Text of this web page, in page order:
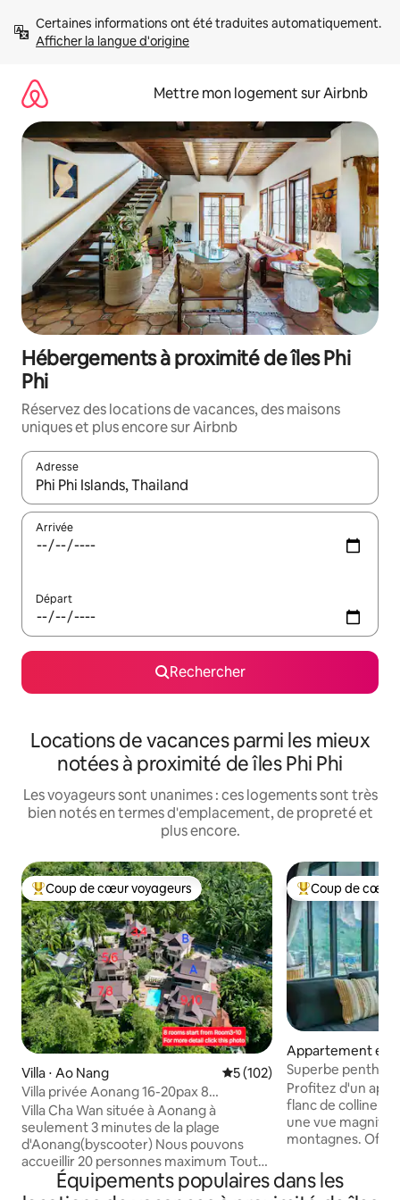
directement
Afficher la langue d'origine
Mettre mon logement sur Airbnb
Hébergements à proximité de îles Phi
Phi
Réservez des locations de vacances, des maisons
uniques et plus encore sur Airbnb
Adresse
Lorsque les résultats s'affichent, utilisez les flèches vers le
Arrivée
Départ
Rechercher
Locations de vacances parmi les mieux
notées à proximité de îles Phi Phi
Les voyageurs sont unanimes : ces logements sont très
bien notés en termes d'emplacement, de propreté et
plus encore.
Coups de cœur voyageurs les plus appréciés
Coup de cœur voyageurs
Villa ⋅ Ao Nang Évaluation moyenne sur la
5 (102)
Villa privée Aonang 16-20pax 8
chambres Petit déjeuner gratuit
Villa Cha Wan située à Aonang à
seulement 3 minutes de la plage
d'Aonang(byscooter) Nous pouvons
accueillir 20 personnes maximum Toutes
les chambres sont au même endroit, à
quelques pas seulement des autres
Coups de cœur
Coup de cœur
Appartement en
⋅ Ao Nang
Superbe
l'océan, centre
Profitez d'un
flanc de colline
une vue
montagnes.
bain, deux patios
extérieure. Le
Équipements populaires dans les